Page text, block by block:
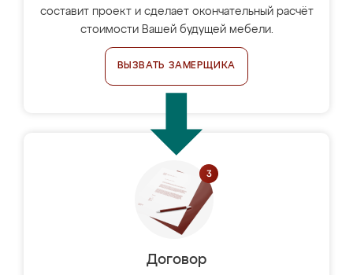
составит проект и сделает окончательный расчёт
стоимости Вашей будущей мебели.
ВЫЗВАТЬ ЗАМЕРЩИКА
Договор